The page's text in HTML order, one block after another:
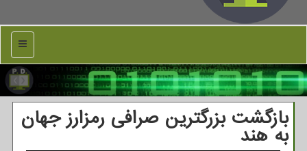
منو
بازگشت بزرگترین صرافی رمزارز جهان
به هند